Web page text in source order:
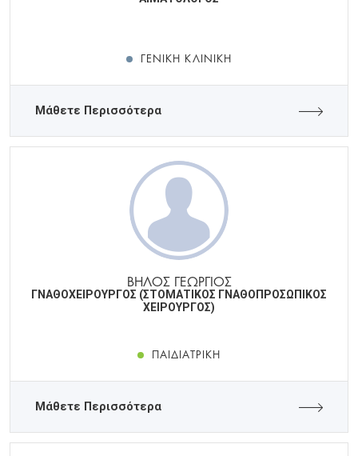
ΓΕΝΙΚΉ ΚΛΙΝΙΚΉ
Μάθετε Περισσότερα
ΒΗΛΟΣ ΓΕΩΡΓΙΟΣ
ΓΝΑΘΟΧΕΙΡΟΥΡΓΟΣ (ΣΤΟΜΑΤΙΚΟΣ ΓΝΑΘΟΠΡΟΣΩΠΙΚΟΣ
ΧΕΙΡΟΥΡΓΟΣ)
ΠΑΙΔΙΑΤΡΙΚΉ
Μάθετε Περισσότερα